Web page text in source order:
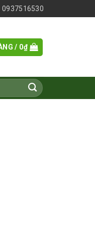
0937516530
/ 0₫